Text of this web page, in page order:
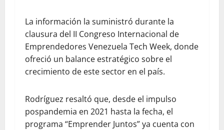
La información la suministró durante la
clausura del II Congreso Internacional de
Emprendedores Venezuela Tech Week, donde
ofreció un balance estratégico sobre el
crecimiento de este sector en el país.
Rodríguez resaltó que, desde el impulso
pospandemia en 2021 hasta la fecha, el
programa “Emprender Juntos” ya cuenta con